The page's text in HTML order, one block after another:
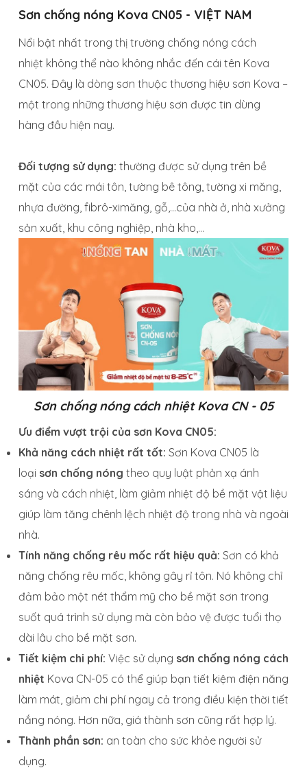
Sơn chống nóng Kova CN05 - VIỆT NAM
Nổi bật nhất trong thị trường chống nóng cách
nhiệt không thể nào không nhắc đến cái tên Kova
CN05. Đây là dòng sơn thuộc thương hiệu sơn Kova –
một trong những thương hiệu sơn được tin dùng
hàng đầu hiện nay.
Đối tượng sử dụng: thường được sử dụng trên bề
mặt của các mái tôn, tường bê tông, tường xi măng,
nhựa đường, fibrô-ximăng, gỗ,…của nhà ở, nhà xưởng
sản xuất, khu công nghiệp, nhà kho,…
Sơn chống nóng cách nhiệt Kova CN - 05
Ưu điểm vượt trội của sơn Kova CN05:
Khả năng cách nhiệt rất tốt: Sơn Kova CN05 là
loại sơn chống nóng theo quy luật phản xạ ánh
sáng và cách nhiệt, làm giảm nhiệt độ bề mặt vật liệu
giúp làm tăng chênh lệch nhiệt độ trong nhà và ngoài
nhà.
Tính năng chống rêu mốc rất hiệu quả: Sơn có khả
năng chống rêu mốc, không gây rỉ tôn. Nó không chỉ
đảm bảo một nét thẩm mỹ cho bề mặt sơn trong
suốt quá trình sử dụng mà còn bảo vệ được tuổi thọ
dài lâu cho bề mặt sơn.
Tiết kiệm chi phí: Việc sử dụng sơn chống nóng cách
nhiệt Kova CN-05 có thể giúp bạn tiết kiệm điện năng
làm mát, giảm chi phí ngay cả trong điều kiện thời tiết
nắng nóng. Hơn nữa, giá thành sơn cũng rất hợp lý.
Thành phần sơn: an toàn cho sức khỏe người sử
dụng.